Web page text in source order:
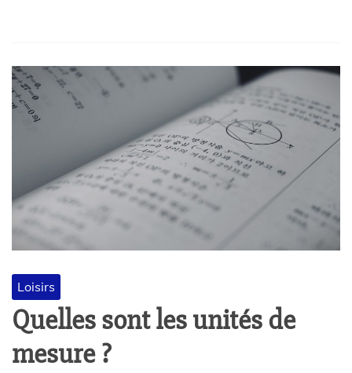
Loisirs
Quelles sont les unités de
mesure ?